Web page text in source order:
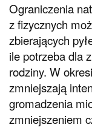
Ograniczenia
z fizycznych
zbierających
ile potrzeba dla
rodziny. W
zmniejszają
gromadzenia
zmniejszeniem